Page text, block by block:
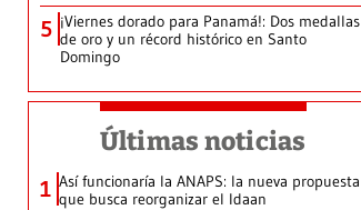
5 ¡Viernes dorado para Panamá!: Dos medallas
de oro y un récord histórico en Santo
Domingo
Últimas noticias
1 Así funcionaría la ANAPS: la nueva propuesta
que busca reorganizar el Idaan